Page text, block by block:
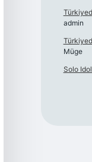
admin
Müge
Solo